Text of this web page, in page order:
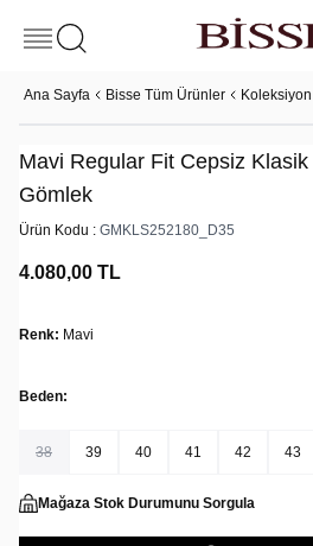
Ana Sayfa Bisse Tüm Ürünler Koleksiyon
Mavi Regular Fit Cepsiz
Gömlek
Ürün Kodu : GMKLS252180_D35
4.080,00 TL
Renk: Mavi
Beden:
38 39 40 41 42 43
Mağaza Stok Durumunu Sorgula